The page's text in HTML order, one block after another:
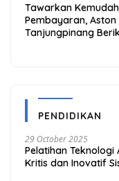
Tawarkan
Pembayaran, Aston
Tanjungpinang
PENDIDIKAN
29 October 2025
Pelatihan Teknologi
Kritis dan Inovatif